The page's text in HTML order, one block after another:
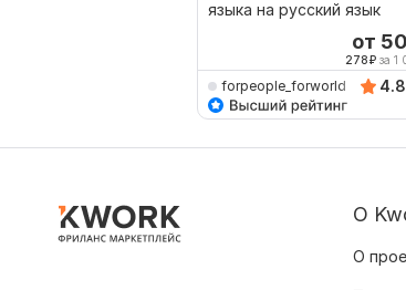
языка на русский язык
от
278₽ за 1
forpeople_forworld 4.8
О
О